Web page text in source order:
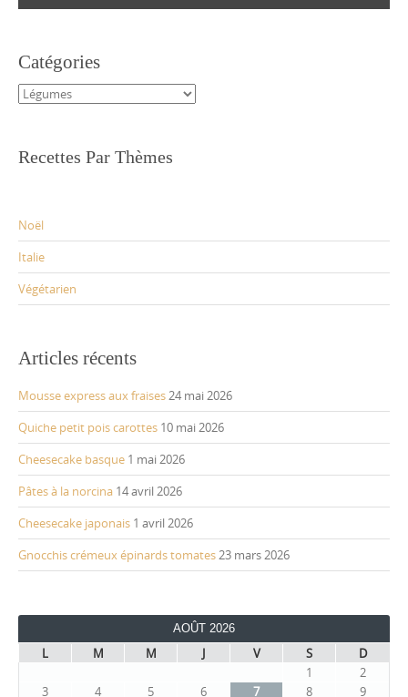
Catégories
Catégories
Recettes Par Thèmes
Noël
Italie
Végétarien
Articles récents
Mousse express aux fraises 24 mai 2026
Quiche petit pois carottes 10 mai 2026
Cheesecake basque 1 mai 2026
Pâtes à la norcina 14 avril 2026
Cheesecake japonais 1 avril 2026
Gnocchis crémeux épinards tomates 23 mars 2026
AOÛT 2026
L M M J V S
D
1
2
3
4 5 6 7 8
9